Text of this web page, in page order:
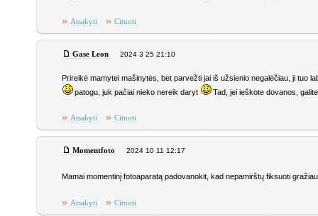
» Atsakyti » Cituoti
Gase Leon 2024 3 25 21:10
Prireikė mamytei mašinytės, bet parvežti jai iš užsienio negalėčiau, ji tuo
patogu, juk pačiai nieko nereik daryt
Tad, jei ieškote dovanos,
» Atsakyti » Cituoti
Momentfoto 2024 10 11 12:17
Mamai momentinį fotoaparatą padovanokit, kad nepamirštų fiksuoti
» Atsakyti » Cituoti